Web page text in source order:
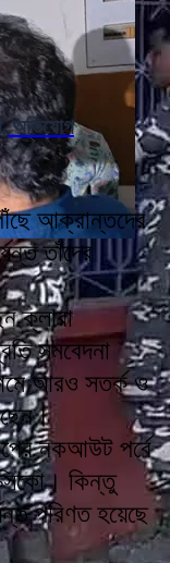
অভিযোগ
আক্রান্তদের
তাঁদের
ক্লারা
সমবেদনা
আরও সতর্ক ও
নকআউট পর্বে
কিন্তু
পরিণত হয়েছে